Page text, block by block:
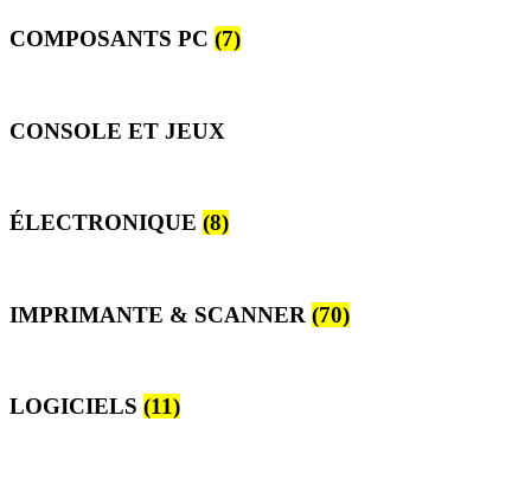
COMPOSANTS PC (7)
CONSOLE ET JEUX
ÉLECTRONIQUE (8)
IMPRIMANTE & SCANNER (70)
LOGICIELS (11)